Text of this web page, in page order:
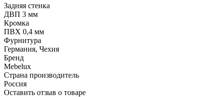
Задняя стенка
ДВП 3 мм
Кромка
ПВХ 0,4 мм
Фурнитура
Германия, Чехия
Бренд
Mebelux
Страна производитель
Россия
Оставить отзыв о товаре